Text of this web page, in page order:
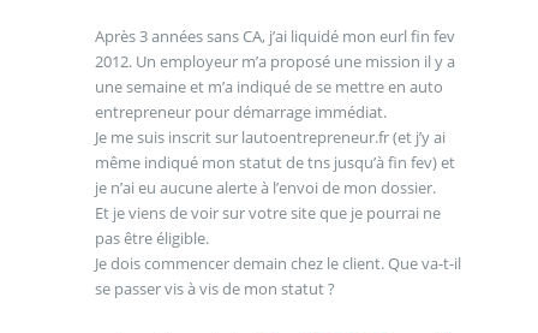
Après 3 années sans CA, j’ai liquidé mon eurl fin fev
2012. Un employeur m’a proposé une mission il y a
une semaine et m’a indiqué de se mettre en auto
entrepreneur pour démarrage immédiat.
Je me suis inscrit sur lautoentrepreneur.fr (et j’y ai
même indiqué mon statut de tns jusqu’à fin fev) et
je n’ai eu aucune alerte à l’envoi de mon dossier.
Et je viens de voir sur votre site que je pourrai ne
pas être éligible.
Je dois commencer demain chez le client. Que va-t-il
se passer vis à vis de mon statut ?